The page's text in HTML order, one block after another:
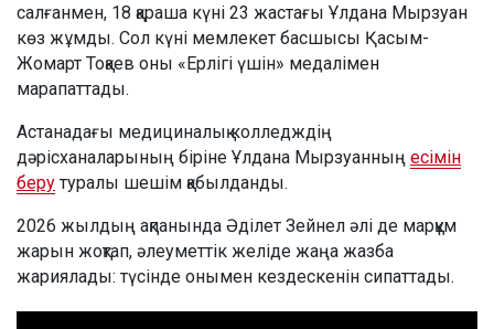
салғанмен, 18 қараша күні 23 жастағы Ұлдана Мырзуан
көз жұмды. Сол күні мемлекет басшысы Қасым-
Жомарт Тоқаев оны «Ерлігі үшін» медалімен
марапаттады.
Астанадағы медициналық колледждің
дәрісханаларының біріне Ұлдана Мырзуанның есімін
беру туралы шешім қабылданды.
2026 жылдың ақпанында Әділет Зейнел әлі де марқұм
жарын жоқтап, әлеуметтік желіде жаңа жазба
жариялады: түсінде онымен кездескенін сипаттады.